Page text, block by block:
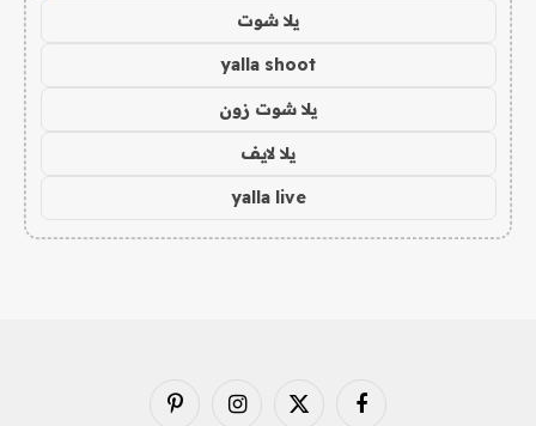
يلا شوت
yalla shoot
يلا شوت زون
يلا لايف
yalla live
فيسبوك X الانستغرامبينتيريست